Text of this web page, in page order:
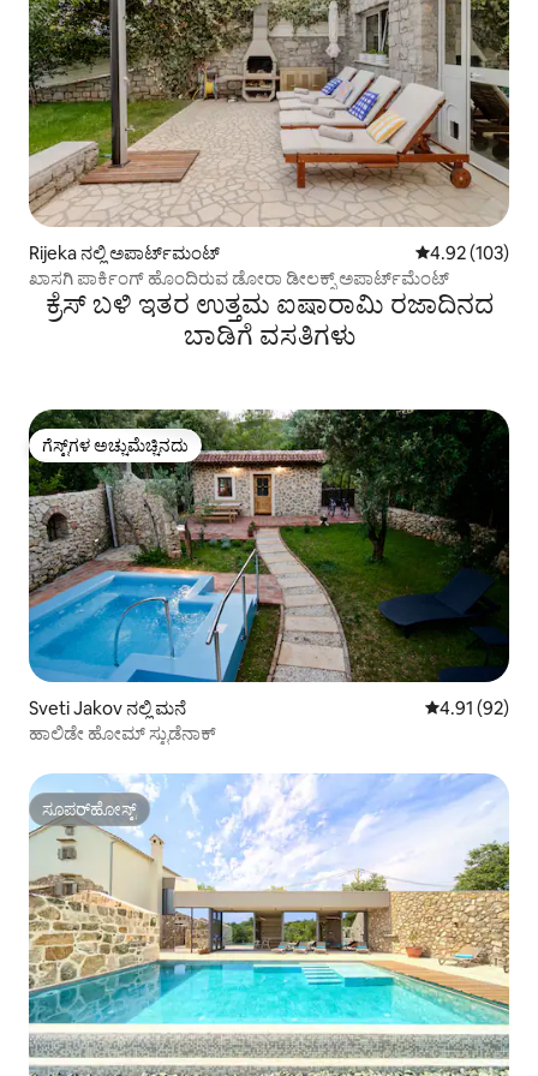
Rijeka ನಲ್ಲಿ ಅಪಾರ್ಟ್‌ಮಂಟ್ 5 ರಲ್ಲಿ 4.92
4.92 (103)
ಖಾಸಗಿ ಪಾರ್ಕಿಂಗ್ ಹೊಂದಿರುವ ಡೋರಾ ಡೀಲಕ್ಸ್ ಅಪಾರ್ಟ್‌ಮೆಂಟ್
ಕ್ರೆಸ್ ಬಳಿ ಇತರ ಉತ್ತಮ ಐಷಾರಾಮಿ ರಜಾದಿನದ
ಬಾಡಿಗೆ ವಸತಿಗಳು
ಗೆಸ್ಟ್‌ಗಳ ಅಚ್ಚುಮೆಚ್ಚಿನದು
ಗೆಸ್ಟ್‌ಗಳ ಅಚ್ಚುಮೆಚ್ಚಿನದು
Sveti Jakov ನಲ್ಲಿ ಮನೆ 5 ರಲ್ಲಿ 4.91
4.91 (92)
ಹಾಲಿಡೇ ಹೋಮ್ ಸ್ಟುಡೆನಾಕ್
ಸೂಪರ್‌ಹೋಸ್ಟ್
ಸೂಪರ್‌ಹೋಸ್ಟ್